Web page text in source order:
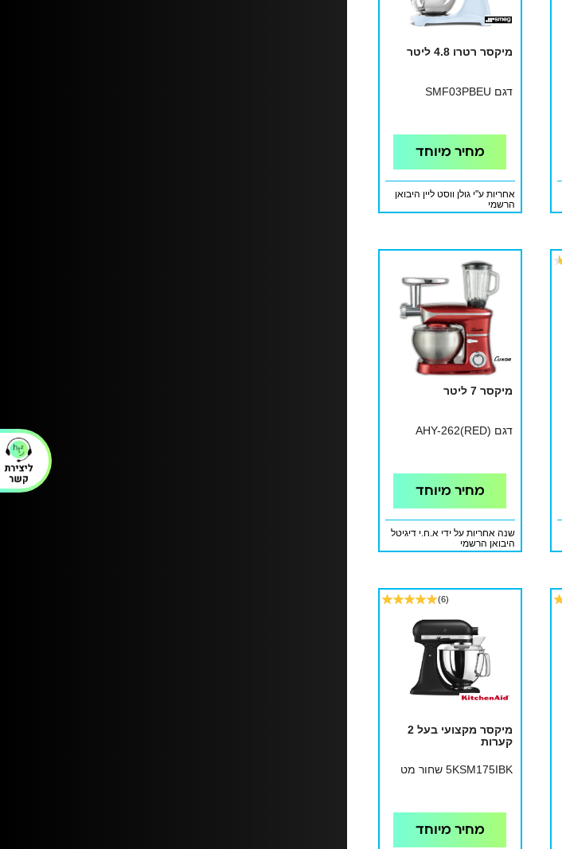
מיקסר רטרו 4.8 ליטר
דגם SMF03PBEU
מחיר מיוחד
אחריות ע"י גולן ווסט ליין היבואן
הרשמי
מיקסר 7 ליטר
דגם AHY-262(RED)
מחיר מיוחד
שנה אחריות על ידי א.ח.י דיגיטל
היבואן הרשמי
(6)
מיקסר מקצועי בעל 2
קערות
5KSM175IBK שחור מט
מחיר מיוחד